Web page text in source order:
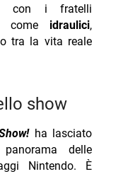
con i fratelli
come idraulici,
tra la vita reale
show
ha lasciato
delle
Nintendo. È